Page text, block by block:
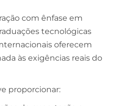
com ênfase em
tecnológicas
oferecem
às exigências reais do
proporcionar: